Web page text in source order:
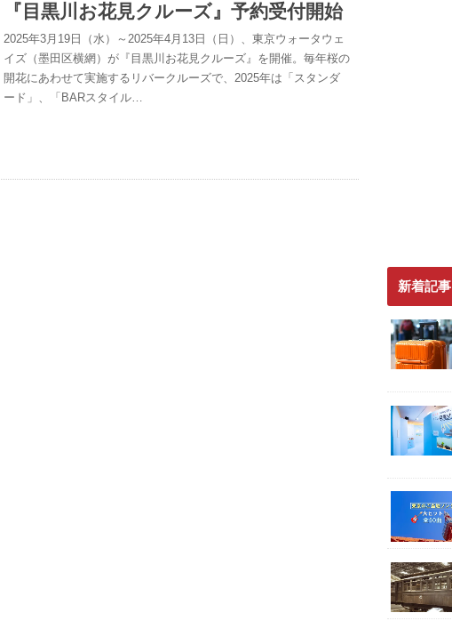
『目黒川お花見クルーズ』予約受付開始
2025年3月19日（水）～2025年4月13日（日）、東京ウォータウェ
イズ（墨田区横網）が『目黒川お花見クルーズ』を開催。毎年桜の
開花にあわせて実施するリバークルーズで、2025年は「スタンダ
ード」、「BARスタイル…
新着記事